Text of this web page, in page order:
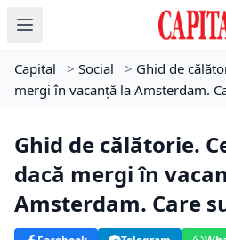
Capital > Social > Ghid de
mergi în vacanță la Amsterdam.
Ghid de călătorie.
dacă mergi în
Amsterdam. Care